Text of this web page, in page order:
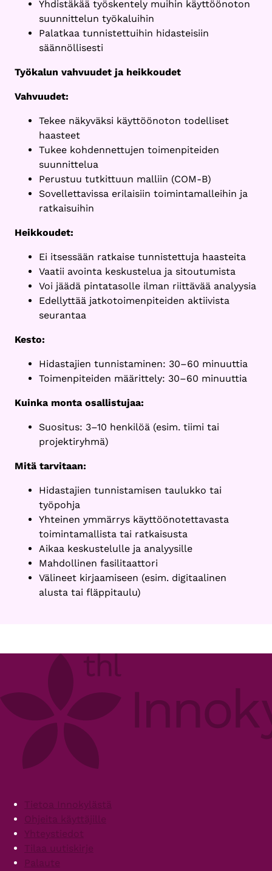
Yhdistäkää työskentely muihin käyttöönoton
suunnittelun työkaluihin
Palatkaa tunnistettuihin hidasteisiin
säännöllisesti
Työkalun vahvuudet ja heikkoudet
Vahvuudet:
Tekee näkyväksi käyttöönoton todelliset
haasteet
Tukee kohdennettujen toimenpiteiden
suunnittelua
Perustuu tutkittuun malliin (COM-B)
Sovellettavissa erilaisiin toimintamalleihin ja
ratkaisuihin
Heikkoudet:
Ei itsessään ratkaise tunnistettuja haasteita
Vaatii avointa keskustelua ja sitoutumista
Voi jäädä pintatasolle ilman riittävää analyysia
Edellyttää jatkotoimenpiteiden aktiivista
seurantaa
Kesto:
Hidastajien tunnistaminen: 30–60 minuuttia
Toimenpiteiden määrittely: 30–60 minuuttia
Kuinka monta osallistujaa:
Suositus: 3–10 henkilöä (esim. tiimi tai
projektiryhmä)
Mitä tarvitaan:
Hidastajien tunnistamisen taulukko tai
työpohja
Yhteinen ymmärrys käyttöönotettavasta
toimintamallista tai ratkaisusta
Aikaa keskustelulle ja analyysille
Mahdollinen fasilitaattori
Välineet kirjaamiseen (esim. digitaalinen
alusta tai fläppitaulu)
FooterTietoa Innokylästä
Ohjeita käyttäjille
Yhteystiedot
Tilaa uutiskirje
Palaute